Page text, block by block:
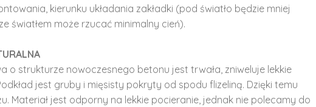
kierunku układania zakładki (pod światło będzie mniej
światłem może rzucać minimalny cień).
o strukturze nowoczesnego betonu jest trwała, zniweluje lekkie
jest gruby i mięsisty pokryty od spodu flizeliną. Dzięki temu
Materiał jest odporny na lekkie pocieranie, jednak nie polecamy do